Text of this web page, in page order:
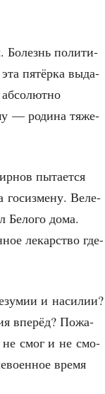
Болезнь поли­ти­
пятёр­ка выда­
— роди­на тяже­
пыта­ет­ся
госиз­ме­ну. Веле­
Бело­го дома.
лекар­ство где-
и наси­лии?
впе­рёд? Пожа­
не смог и не смо­
вре­мя